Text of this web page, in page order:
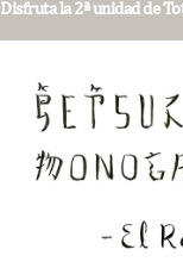
Disfruta la 2ª unidad de